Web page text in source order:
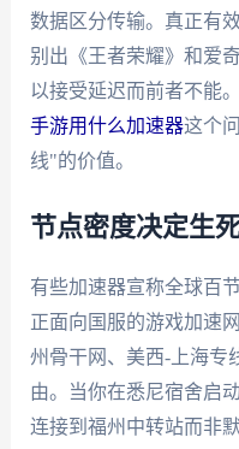
数据区分传输。真正有
别出《王者荣耀》和爱
以接受延迟而前者不能
手游用什么加速器这个
线"的价值。
节点密度决定生
有些加速器宣称全球百
正面向国服的游戏加速
州骨干网、美西-上海专
由。当你在悉尼宿舍启
连接到福州中转站而非